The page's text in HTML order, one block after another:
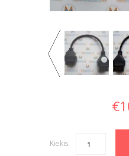
€
Kiekis: Quantity